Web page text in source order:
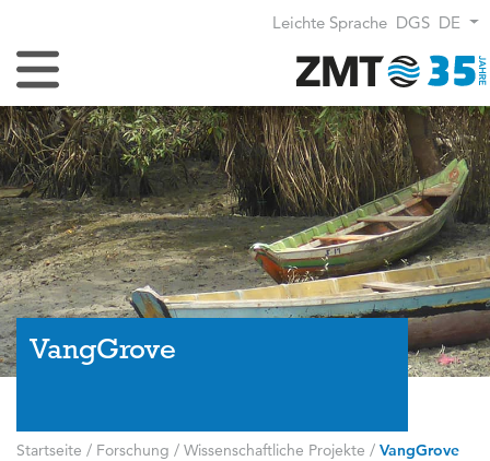
Leichte Sprache DGS DE
Navigation umschalten
VangGrove
Startseite / Forschung / Wissenschaftliche Projekte / VangGrove